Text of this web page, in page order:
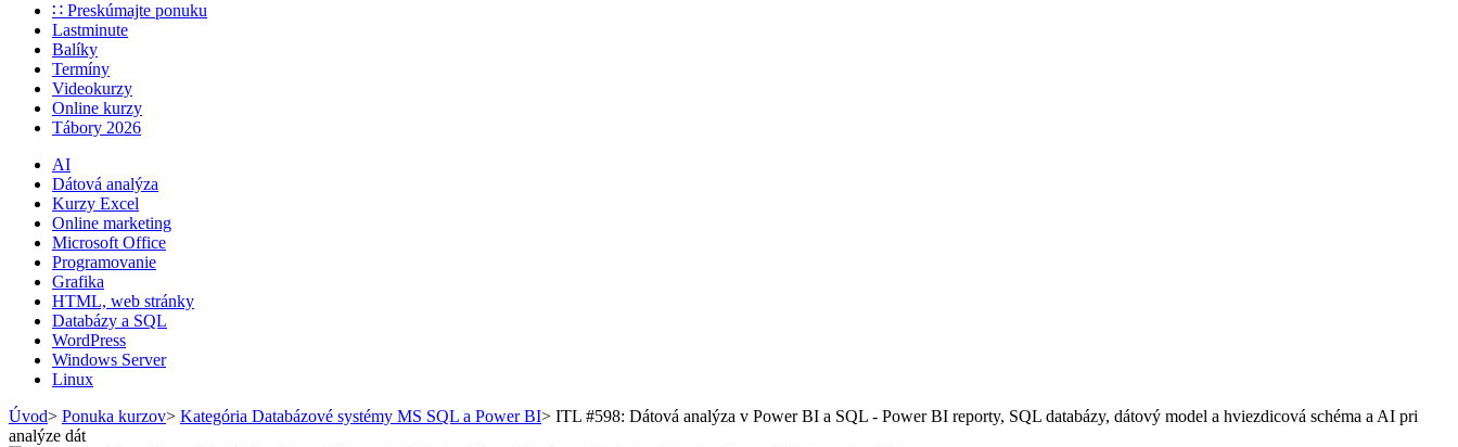
∷ Preskúmajte ponuku
Lastminute
Balíky
Termíny
Videokurzy
Online kurzy
Tábory 2026
AI
Dátová analýza
Kurzy Excel
Online marketing
Microsoft Office
Programovanie
Grafika
HTML, web stránky
Databázy a SQL
WordPress
Windows Server
Linux
Úvod> Ponuka kurzov> Kategória Databázové systémy MS SQL a Power BI> ITL #598: Dátová analýza v Power BI a SQL - Power BI reporty, SQL databázy, dátový model a hviezdicová schéma a AI pri
analýze dát